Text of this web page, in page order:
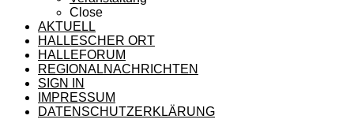
Close
AKTUELL
HALLESCHER ORT
HALLEFORUM
REGIONALNACHRICHTEN
SIGN IN
IMPRESSUM
DATENSCHUTZERKLÄRUNG